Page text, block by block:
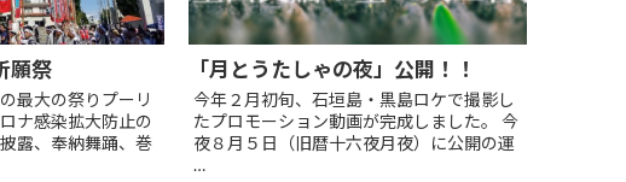
願祭
最大の祭りプーリ
ナ感染拡大防止の
露、奉納舞踊、巻
「月とうたしゃの夜」公開！！
今年２月初旬、石垣島・黒島ロケで撮影し
たプロモーション動画が完成しました。 今
夜８月５日（旧暦十六夜月夜）に公開の運
…